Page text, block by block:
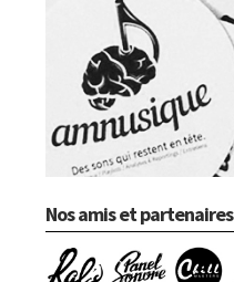
Nos amis et partenaires